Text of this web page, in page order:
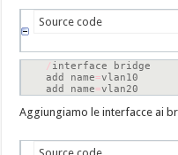
Source code
/ interface bridge
add name=vlan10
add name=vlan20
Aggiungiamo le interfacce ai